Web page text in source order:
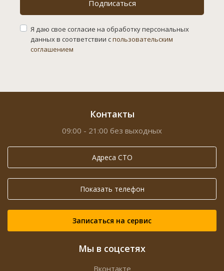
Подписаться
Я даю свое согласие на обработку персональных
данных в соответствии спользовательским
соглашением
Контакты
09:00 - 21:00 без выходных
Адреса СТО
Показать телефон
Записаться на сервис
Мы в соцсетях
Вконтакте